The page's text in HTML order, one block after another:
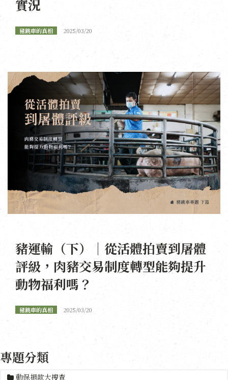
實況
豬跳車的真相 2025/03/20
豬運輸（下）｜從活體拍賣到屠體
評級，肉豬交易制度轉型能夠提升
動物福利嗎？
豬跳車的真相 2025/03/20
專題分類
動保捐款大搜查